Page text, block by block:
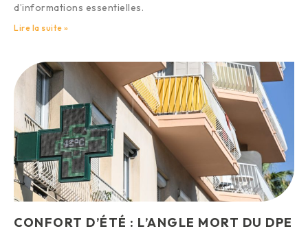
d’informations essentielles.
Lire la suite »
CONFORT D’ÉTÉ : L’ANGLE MORT DU DPE